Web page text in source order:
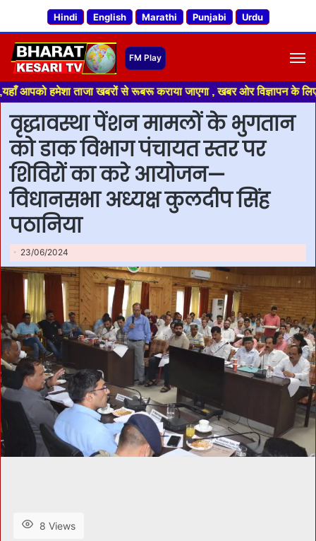
Hindi English Marathi Punjabi Urdu
हमेशा ताजा खबरों से रूबरू कराया जाएगा , खबर ओर विज्ञापन के लिए
वृद्धावस्था पेंशन मामलों के भुगतान
को डाक विभाग पंचायत स्तर पर
शिविरों का करे आयोजन—
विधानसभा अध्यक्ष कुलदीप सिंह
पठानिया
23/06/2024
8 Views